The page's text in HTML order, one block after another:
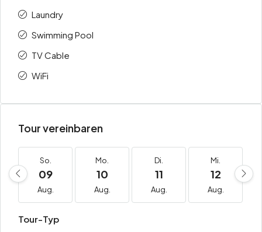
Laundry
Swimming Pool
TV Cable
WiFi
Tour vereinbaren
So.
09
Aug.
Mo.
10
Aug.
Di.
11
Aug.
Mi.
12
Aug.
Tour-Typ